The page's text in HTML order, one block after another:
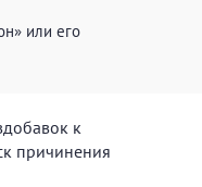
или его
к
причинения